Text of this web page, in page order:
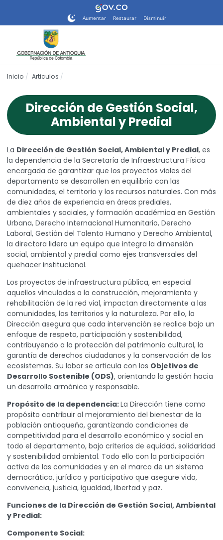
sitio
de
Aumentar Restaurar Disminuir
Inicio Articulos
Dirección de Gestión Social,
Ambiental y Predial
La Dirección de Gestión Social, Ambiental y Predial, es
la dependencia de la Secretaría de Infraestructura Física
encargada de garantizar que los proyectos viales del
departamento se desarrollen en equilibrio con las
comunidades, el territorio y los recursos naturales. Con más
de diez años de experiencia en áreas prediales,
ambientales y sociales, y formación académica en Gestión
Urbana, Derecho Internacional Humanitario, Derecho
Laboral, Gestión del Talento Humano y Derecho Ambiental,
la directora lidera un equipo que integra la dimensión
social, ambiental y predial como ejes transversales del
quehacer institucional.
Los proyectos de infraestructura pública, en especial
aquellos vinculados a la construcción, mejoramiento y
rehabilitación de la red vial, impactan directamente a las
comunidades, los territorios y la naturaleza. Por ello, la
Dirección asegura que cada intervención se realice bajo un
enfoque de respeto, participación y sostenibilidad,
contribuyendo a la protección del patrimonio cultural, la
garantía de derechos ciudadanos y la conservación de los
ecosistemas. Su labor se articula con los Objetivos de
Desarrollo Sostenible (ODS), orientando la gestión hacia
un desarrollo armónico y responsable.
Propósito de la dependencia:La Dirección tiene como
propósito contribuir al mejoramiento del bienestar de la
población antioqueña, garantizando condiciones de
competitividad para el desarrollo económico y social en
todo el departamento, bajo criterios de equidad, solidaridad
y sostenibilidad ambiental. Todo ello con la participación
activa de las comunidades y en el marco de un sistema
democrático, jurídico y participativo que asegure vida,
convivencia, justicia, igualdad, libertad y paz.
Funciones de la Dirección de Gestión Social, Ambiental
y Predial:
Componente Social: